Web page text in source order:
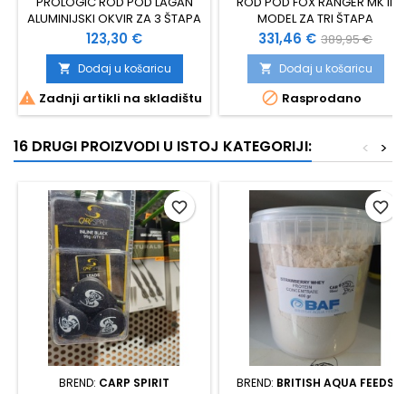
ALUMINIJSKI OKVIR ZA 3 ŠTAPA
PODESIVE NOGE: - KRATKE
(30-50 CM) -
DUGE (100 - 180 CM)
ISPORUČUJE SE SA 4
STANDARDNE (KRATKE) NOGE I
2 DUGE NOGE DUŽINA: 70 DO
JEDNOSTAVNO I BRZO
PODEŠAVANJE TRANSPORTNA
ŠIRINA BUZZBAROVA: 40 I 50
CM
Cijena
123,30 €
 Dodaj u košaricu
 Zadnji artikli na skladištu
MODEL ZA TRI ŠTAPA
Cijena
331,46 € Standardna
cijena
389,95 €
 Dodaj u košaricu
 Rasprodano
16 DRUGI PROIZVODI U ISTOJ KATEGORIJI: >
<
BREND: CARP SPIRIT
favorite_border
BREND: BRITISH AQUA FEEDS
favorite_border